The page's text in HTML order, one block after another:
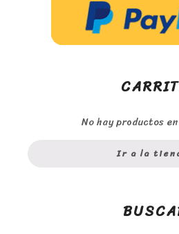
No hay productos
Ir a la